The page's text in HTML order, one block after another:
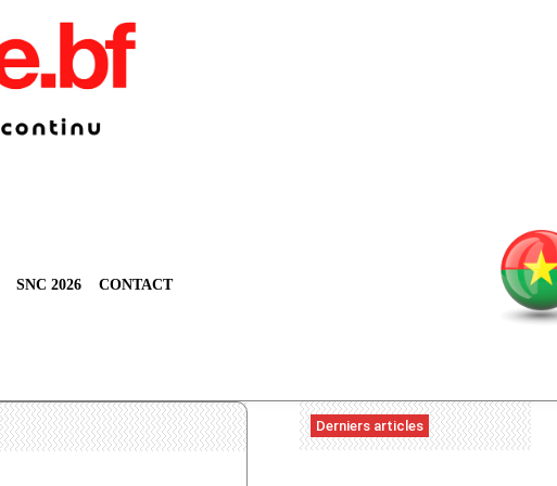
SNC 2026 CONTACT
Derniers articles